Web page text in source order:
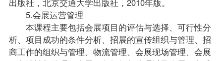
5.会展运营管理
本课程主要包括会展项目的评估与选择、可行性分
析、项目成功的条件分析、招展的宣传组织与管理、招
商工作的组织与管理、物流管理、会展现场管理、会展